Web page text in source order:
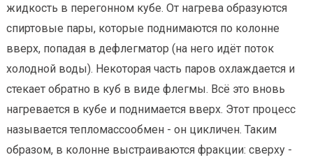
жидкость в перегонном кубе. От нагрева образуются
спиртовые пары, которые поднимаются по колонне
вверх, попадая в дефлегматор (на него идёт поток
холодной воды). Некоторая часть паров охлаждается и
стекает обратно в куб в виде флегмы. Всё это вновь
нагревается в кубе и поднимается вверх. Этот процесс
называется тепломассообмен - он цикличен. Таким
образом, в колонне выстраиваются фракции: сверху -